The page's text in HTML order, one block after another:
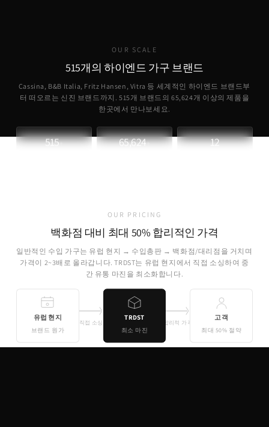
OUR SCALE
515개의 하이엔드 가구 브랜드
Cassina, B&B Italia, Fritz Hansen, Vitra 등 세계적인 하이엔드 브랜드부
터 떠오르는 신진 브랜드까지. 515개 브랜드의65,624개 이상의 제품을
한곳에서 만나보세요.
515+ 65,624+ 12
OUR PRICING
백화점 대비 최대 50% 합리적인 가격
일반적인 수입 가구는 유럽 현지 → 수입총판 → 백화점/대리점을 거치며
가격이 2~3배로 올라갑니다. TRDST는 유럽 현지에서 직접 소싱하여 중
간 유통 마진을 최소화합니다.
유럽 현지
브랜드 원가
직접 소싱
TRDST
최소 마진
합리적 가격
고객
최대 50% 절약